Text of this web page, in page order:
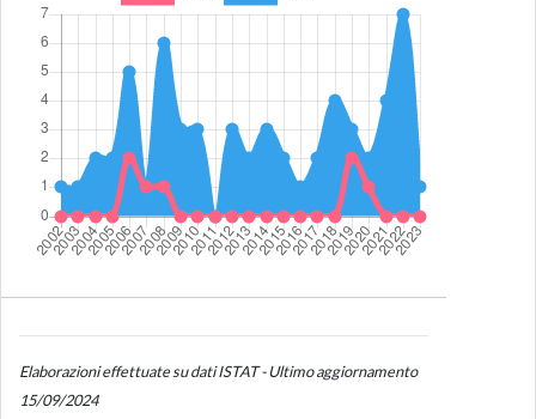
Elaborazioni effettuate su dati ISTAT - Ultimo aggiornamento
15/09/2024